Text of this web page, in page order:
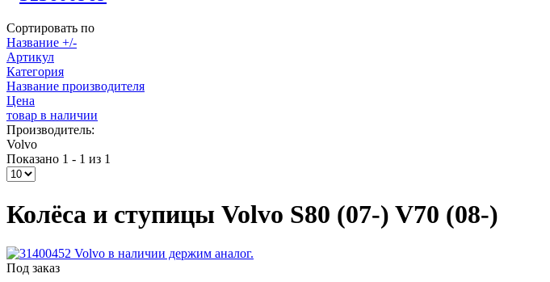
Сортировать по
Название +/-
Артикул
Категория
Название производителя
Цена
товар в наличии
Производитель:
Volvo
Показано 1 - 1 из 1
Колёса и ступицы Volvo S80 (07-) V70 (08-)
Под заказ